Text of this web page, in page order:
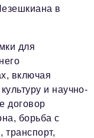
в
для
включая
и научно-
договор
борьба с
транспорт,